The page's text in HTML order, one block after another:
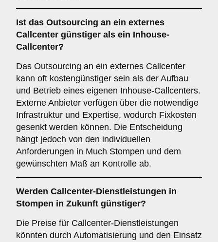
Ist das Outsourcing an ein externes
Callcenter günstiger als ein Inhouse-
Callcenter?
Das Outsourcing an ein externes Callcenter
kann oft kostengünstiger sein als der Aufbau
und Betrieb eines eigenen Inhouse-Callcenters.
Externe Anbieter verfügen über die notwendige
Infrastruktur und Expertise, wodurch Fixkosten
gesenkt werden können. Die Entscheidung
hängt jedoch von den individuellen
Anforderungen in Much Stompen und dem
gewünschten Maß an Kontrolle ab.
Werden Callcenter-Dienstleistungen in
Stompen in Zukunft günstiger?
Die Preise für Callcenter-Dienstleistungen
könnten durch Automatisierung und den Einsatz